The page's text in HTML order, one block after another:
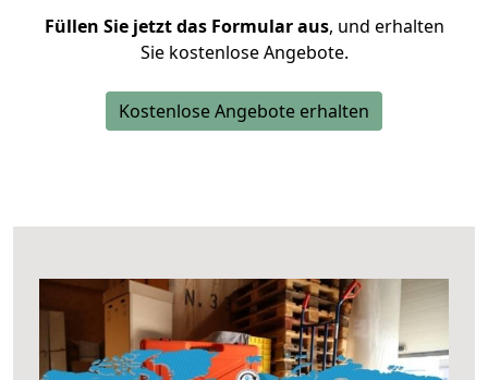
Füllen Sie jetzt das Formular aus, und erhalten
Sie kostenlose Angebote.
Kostenlose Angebote erhalten